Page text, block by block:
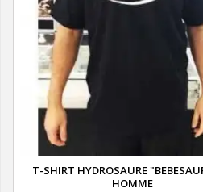
T-SHIRT HYDROSAURE
HOMME